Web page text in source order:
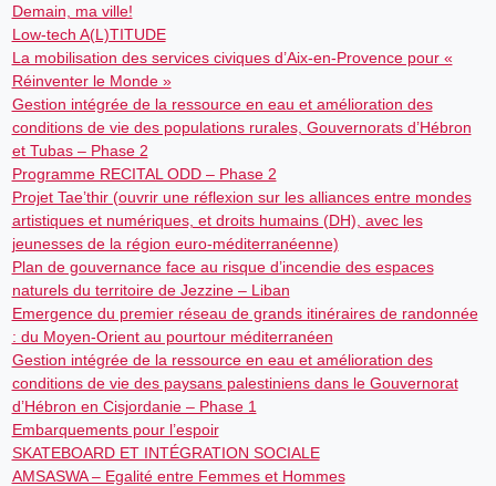
Demain, ma ville!
Low-tech A(L)TITUDE
La mobilisation des services civiques d’Aix-en-Provence pour «
Réinventer le Monde »
Gestion intégrée de la ressource en eau et amélioration des
conditions de vie des populations rurales, Gouvernorats d’Hébron
et Tubas – Phase 2
Programme RECITAL ODD – Phase 2
Projet Tae’thir (ouvrir une réflexion sur les alliances entre mondes
artistiques et numériques, et droits humains (DH), avec les
jeunesses de la région euro-méditerranéenne)
Plan de gouvernance face au risque d’incendie des espaces
naturels du territoire de Jezzine – Liban
Emergence du premier réseau de grands itinéraires de randonnée
: du Moyen-Orient au pourtour méditerranéen
Gestion intégrée de la ressource en eau et amélioration des
conditions de vie des paysans palestiniens dans le Gouvernorat
d’Hébron en Cisjordanie – Phase 1
Embarquements pour l’espoir
SKATEBOARD ET INTÉGRATION SOCIALE
AMSASWA – Egalité entre Femmes et Hommes